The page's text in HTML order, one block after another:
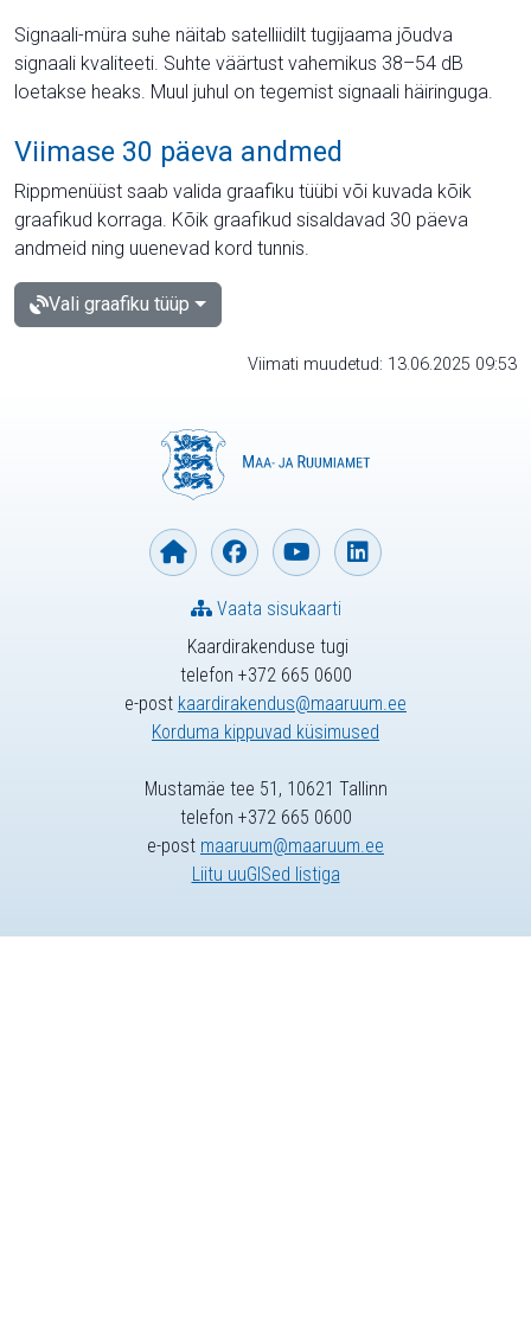
Signaali-müra suhe näitab satelliidilt tugijaama jõudva
signaali kvaliteeti. Suhte väärtust vahemikus 38–54 dB
loetakse heaks. Muul juhul on tegemist signaali häiringuga.
Viimase 30 päeva andmed
Rippmenüüst saab valida graafiku tüübi või kuvada kõik
graafikud korraga. Kõik graafikud sisaldavad 30 päeva
andmeid ning uuenevad kord tunnis.
Vali graafiku tüüp
Viimati muudetud: 13.06.2025 09:53
Kaardirakenduse tugi
telefon +372 665 0600
e-post kaardirakendus@maaruum.ee
Korduma kippuvad küsimused
Vaata sisukaarti
Mustamäe tee 51, 10621 Tallinn
telefon +372 665 0600
e-post maaruum@maaruum.ee
Liitu uuGISed listiga